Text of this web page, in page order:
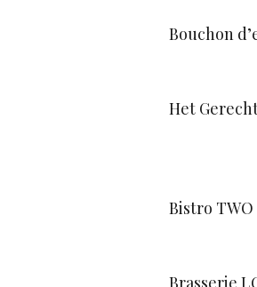
Bouchon
Het
Bistro TWO
Brasserie